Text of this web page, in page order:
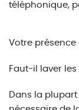
téléphonique,
Votre
Faut-il laver les
Dans la